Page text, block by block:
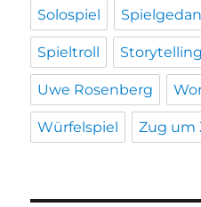
Solospiel
Spieltroll Storytelling
Uwe Rosenberg
Würfelspiel Zug um